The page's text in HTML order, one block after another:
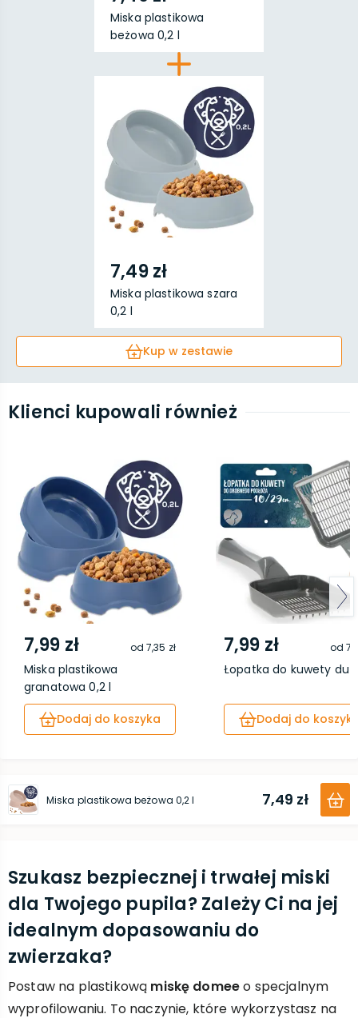
Miska plastikowa
beżowa 0,2 l
7,49 zł
Miska plastikowa szara
0,2 l
Kup w zestawie
Klienci kupowali również
7,99 zł od7,35 zł
Miska plastikowa
granatowa 0,2 l
Dodaj do koszyka
7,99 zł od
Łopatka do kuwety
Dodaj do
Miska plastikowa beżowa 0,2 l 7,49 zł
Szukasz bezpiecznej i trwałej miski
dla Twojego pupila? Zależy Ci na jej
idealnym dopasowaniu do
zwierzaka?
Postaw na plastikową miskę domeeo specjalnym
wyprofilowaniu. To naczynie, które wykorzystasz na